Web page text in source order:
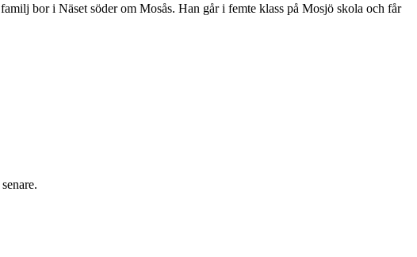
bor i Näset söder om Mosås. Han går i femte klass på Mosjö skola och får